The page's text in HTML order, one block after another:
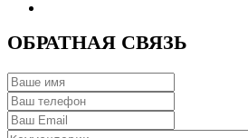
ОБРАТНАЯ СВЯЗЬ